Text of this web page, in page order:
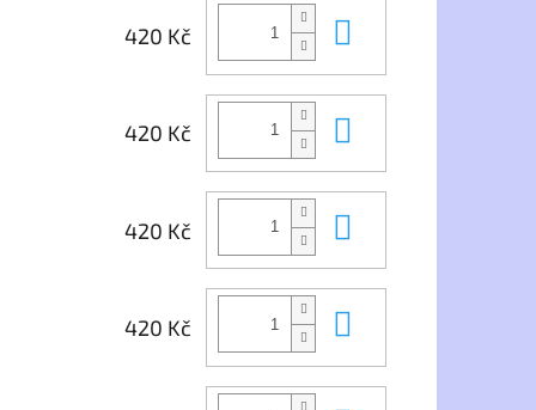
420 Kč
420 Kč
420 Kč
420 Kč